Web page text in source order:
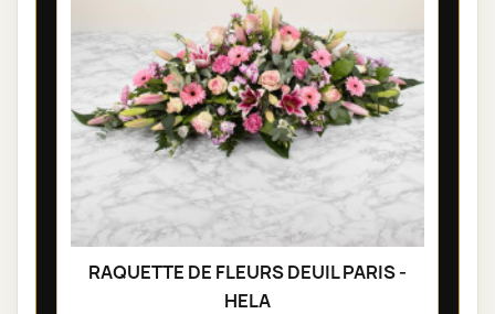
RAQUETTE DE FLEURS DEUIL PARIS -
HELA